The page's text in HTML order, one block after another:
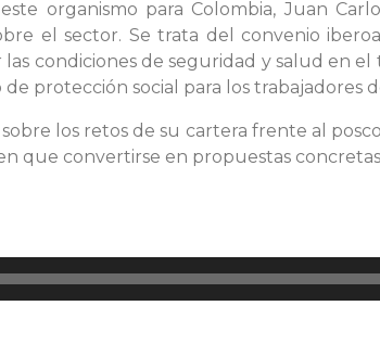
organismo para Colombia, Juan
el sector. Se trata del convenio
condiciones de seguridad y salud en
protección social para los trabajadores
los retos de su cartera frente al
que convertirse en propuestas